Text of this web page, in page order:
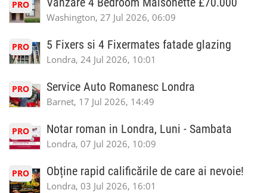
PRO Vanzare 4 Bedroom Maisonette £70.000
Washington, 27 Jul 2026, 06:09
PRO 5 Fixers si 4 Fixermates fatade glazing
Londra, 24 Jul 2026, 10:01
PRO Service Auto Romanesc Londra
Barnet, 17 Jul 2026, 14:49
PRO Notar roman in Londra, Luni - Sambata
Londra, 07 Jul 2026, 10:09
PRO Obține rapid calificările de care ai nevoie!
Londra, 03 Jul 2026, 16:01